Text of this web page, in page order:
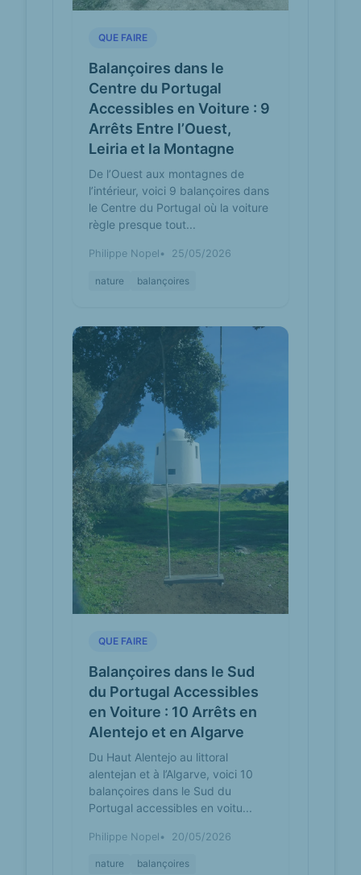
Desportiva de Avões
Baloiço da Associação Desportiva de
Avões is a captivating tourist
attraction located in the picturesque
region of Lameg...
Associação
Desportiva
De Avões
-
WorldPlaces
portugal.worldplaces.me
Categories: Nonprofit organization,
Sports Club, City · Address: Rua 25
Lamego · Where i...
We cannot provide a description for
this page right now
Associação
Desportiva de
Avões | Lamego
facebook.com
We cannot provide a description for
this page right now
Lamego -
Associação
Desportiva de
Avões
facebook.com
We cannot provide a description for
this page right now
QUE FAIRE
Balançoires dans le
Centre du Portugal
Accessibles en Voiture : 9
Arrêts Entre l’Ouest,
Leiria et la Montagne
De l’Ouest aux montagnes de
l’intérieur, voici 9 balançoires dans
le Centre du Portugal où la voiture
règle presque tout...
Philippe Nopel 25/05/2026
nature balançoires
QUE FAIRE
Balançoires dans le Sud
du Portugal Accessibles
en Voiture : 10 Arrêts en
Alentejo et en Algarve
Du Haut Alentejo au littoral
alentejan et à l’Algarve, voici 10
balançoires dans le Sud du
Portugal accessibles en voitu...
Philippe Nopel 20/05/2026
nature balançoires